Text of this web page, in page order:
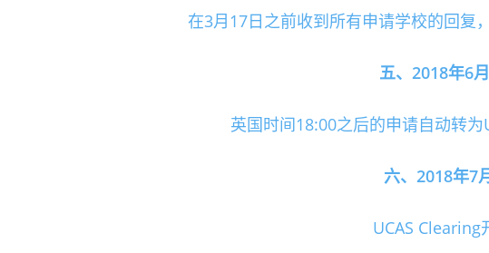
在3月17日之前收到所有申请学校的回复
五、2018年6
英国时间18:00之后的申请自动转为
六、2018年7
UCAS Clearing